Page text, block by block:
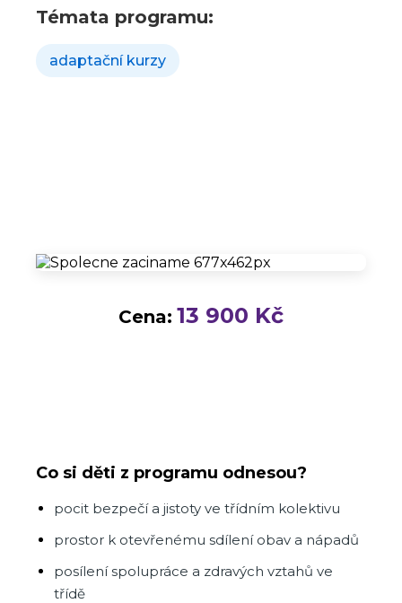
Témata programu:
adaptační kurzy
Cena: 13 900 Kč
Co si děti z programu odnesou?
pocit bezpečí a jistoty ve třídním kolektivu
prostor k otevřenému sdílení obav a nápadů
posílení spolupráce a zdravých vztahů ve
třídě